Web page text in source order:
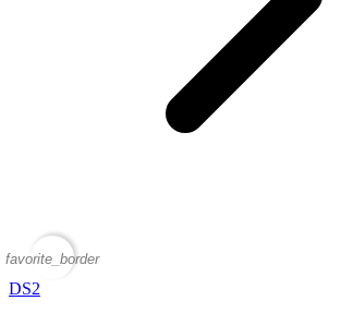
favorite_border
DS2